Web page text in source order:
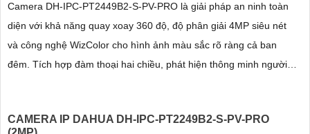
Camera DH-IPC-PT2449B2-S-PV-PRO là giải pháp an ninh toàn
diện với khả năng quay xoay 360 độ, độ phân giải 4MP siêu nét
và công nghệ WizColor cho hình ảnh màu sắc rõ ràng cả ban
đêm. Tích hợp đàm thoại hai chiều, phát hiện thông minh người
CAMERA IP DAHUA DH-IPC-PT2249B2-S-PV-PRO